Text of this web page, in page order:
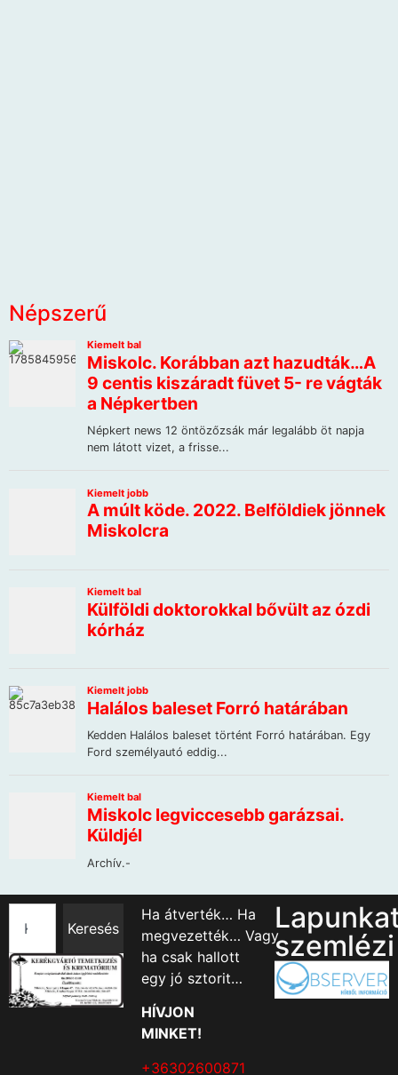
Népszerű
Keresés
Ha átverték… Ha
megvezették… Vagy
ha csak hallott
egy jó sztorit…
HÍVJON
MINKET!
+36302600871
szemlézi